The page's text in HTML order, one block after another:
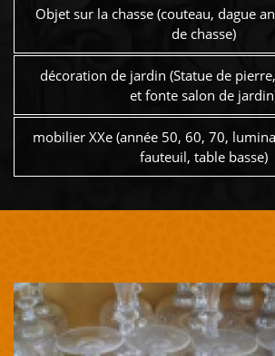
Objet sur la chasse (couteau, dague
de chasse)
décoration de jardin (Statue de
et fonte salon de
mobilier XXe (année 50, 60, 70,
fauteuil, table basse)